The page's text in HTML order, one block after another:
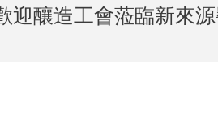
迎釀造工會蒞臨新來